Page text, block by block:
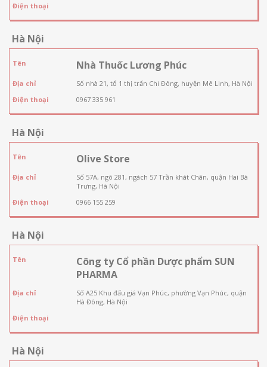
Điện thoại
Hà Nội
Tên Nhà Thuốc Lương Phúc
Địa chỉ
Số nhà 21, tổ 1 thị trấn Chi Đông, huyện Mê Linh, Hà Nội
Điện thoại
0967 335 961
Hà Nội
Tên Olive Store
Địa chỉ
Số 57A, ngõ 281, ngách 57 Trần khát Chân, quận Hai Bà
Trưng, Hà Nội
Điện thoại
0966 155 259
Hà Nội
Tên
Công ty Cổ phần Dược phẩm SUN
PHARMA
Địa chỉ
Số A25 Khu đấu giá Vạn Phúc, phường Vạn Phúc, quận
Hà Đông, Hà Nội
Điện thoại
Hà Nội